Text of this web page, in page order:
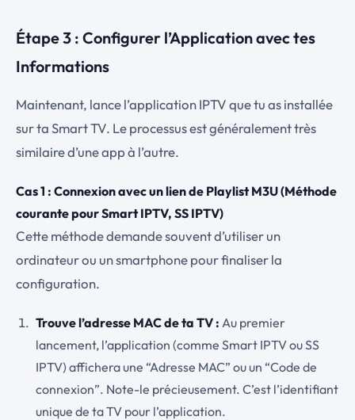
Étape 3 : Configurer l’Application avec tes
Informations
Maintenant, lance l’application IPTV que tu as installée
sur ta Smart TV. Le processus est généralement très
similaire d’une app à l’autre.
Cas 1 : Connexion avec un lien de Playlist M3U (Méthode
courante pour Smart IPTV, SS IPTV)
Cette méthode demande souvent d’utiliser un
ordinateur ou un smartphone pour finaliser la
configuration.
Trouve l’adresse MAC de ta TV : Au premier
lancement, l’application (comme Smart IPTV ou SS
IPTV) affichera une “Adresse MAC” ou un “Code de
connexion”. Note-le précieusement. C’est l’identifiant
unique de ta TV pour l’application.